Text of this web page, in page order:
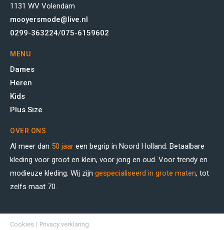
1131 WV Volendam
mooyersmode@live.nl
0299-363224/075-6159602
MENU
Dames
Heren
Kids
Plus Size
OVER ONS
Al meer dan 50 jaar een begrip in Noord Holland. Betaalbare
kleding voor groot en klein, voor jong en oud. Voor trendy en
modieuze kleding. Wij zijn gespecialiseerd in grote maten, tot
zelfs maat 70.
Cookies Privacy verklaring